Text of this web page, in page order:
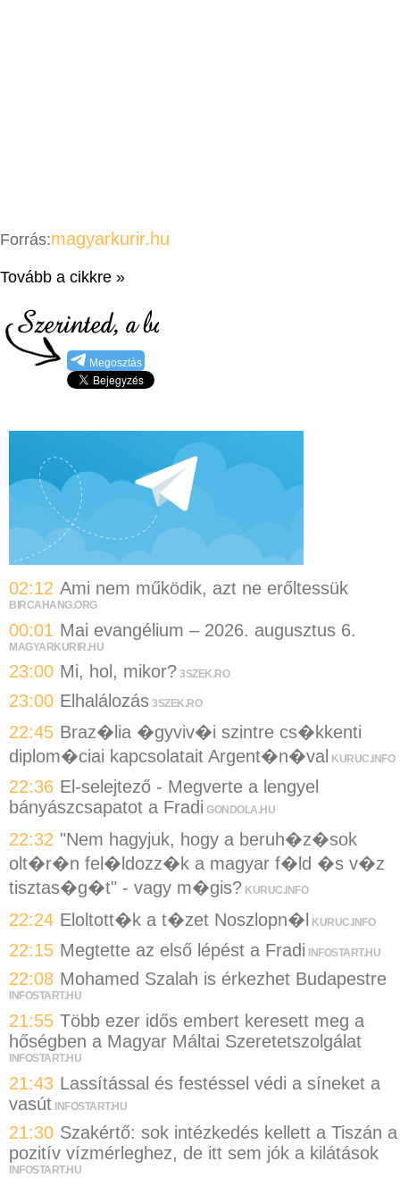
Forrás:magyarkurir.hu
Tovább a cikkre »
Megosztás
02:12 Ami nem működik, azt ne erőltessük
BIRCAHANG.ORG
00:01 Mai evangélium – 2026. augusztus 6.
MAGYARKURIR.HU
23:00 Mi, hol, mikor? 3SZEK.RO
23:00 Elhalálozás 3SZEK.RO
22:45 Braz�lia �gyviv�i szintre cs�kkenti
diplom�ciai kapcsolatait Argent�n�val
KURUC.INFO
22:36 El-selejtező - Megverte a lengyel
bányászcsapatot a Fradi GONDOLA.HU
22:32 "Nem hagyjuk, hogy a beruh�z�sok
olt�r�n fel�ldozz�k a magyar f�ld �s v�z
tisztas�g�t" - vagy m�gis? KURUC.INFO
22:24 Eloltott�k a t�zet Noszlopn�l KURUC.INFO
22:15 Megtette az első lépést a Fradi INFOSTART.HU
22:08 Mohamed Szalah is érkezhet Budapestre
INFOSTART.HU
21:55 Több ezer idős embert keresett meg a
hőségben a Magyar Máltai Szeretetszolgálat
INFOSTART.HU
21:43 Lassítással és festéssel védi a síneket a
vasút INFOSTART.HU
21:30 Szakértő: sok intézkedés kellett a Tiszán a
pozitív vízmérleghez, de itt sem jók a kilátások
INFOSTART.HU